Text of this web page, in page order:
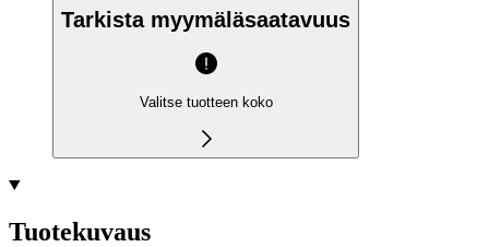
Tarkista myymäläsaatavuus
Valitse tuotteen koko
Tuotekuvaus